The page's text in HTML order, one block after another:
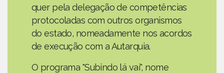
quer pela delegação de competências
protocoladas com outros organismos
do estado, nomeadamente nos acordos
de execução com a Autarquia.
O programa "Subindo lá vai", nome